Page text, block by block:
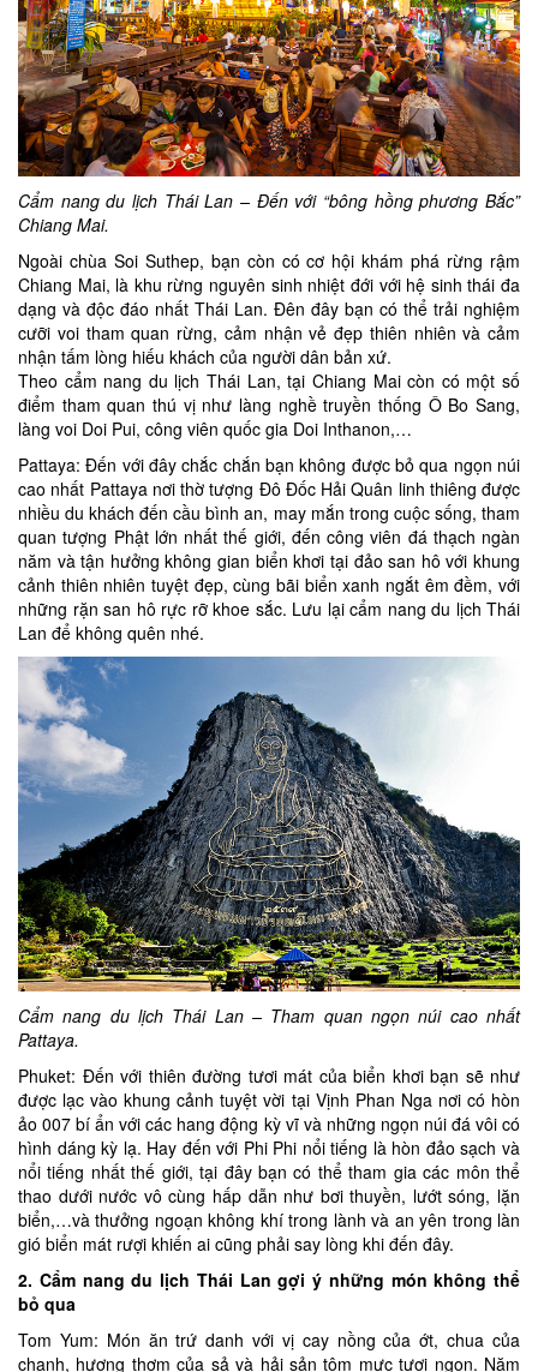
Cẩm nang du lịch Thái Lan – Đến với “bông hồng phương Bắc”
Chiang Mai.
Ngoài chùa Soi Suthep, bạn còn có cơ hội khám phá rừng rậm
Chiang Mai, là khu rừng nguyên sinh nhiệt đới với hệ sinh thái đa
dạng và độc đáo nhất Thái Lan. Đên đây bạn có thể trải nghiệm
cưỡi voi tham quan rừng, cảm nhận vẻ đẹp thiên nhiên và cảm
nhận tấm lòng hiếu khách của người dân bản xứ.
Theo cẩm nang du lịch Thái Lan, tại Chiang Mai còn có một số
điểm tham quan thú vị như làng nghề truyền thống Ô Bo Sang,
làng voi Doi Pui, công viên quốc gia Doi Inthanon,…
Pattaya: Đến với đây chắc chắn bạn không được bỏ qua ngọn núi
cao nhất Pattaya nơi thờ tượng Đô Đốc Hải Quân linh thiêng được
nhiều du khách đến cầu bình an, may mắn trong cuộc sống, tham
quan tượng Phật lớn nhất thế giới, đến công viên đá thạch ngàn
năm và tận hưởng không gian biển khơi tại đảo san hô với khung
cảnh thiên nhiên tuyệt đẹp, cùng bãi biển xanh ngắt êm đềm, với
những rặn san hô rực rỡ khoe sắc. Lưu lại cẩm nang du lịch Thái
Lan để không quên nhé.
Cẩm nang du lịch Thái Lan – Tham quan ngọn núi cao nhất
Pattaya.
Phuket: Đến với thiên đường tươi mát của biển khơi bạn sẽ như
được lạc vào khung cảnh tuyệt vời tại Vịnh Phan Nga nơi có hòn
ảo 007 bí ẩn với các hang động kỳ vĩ và những ngọn núi đá vôi có
hình dáng kỳ lạ. Hay đến với Phi Phi nổi tiếng là hòn đảo sạch và
nổi tiếng nhất thế giới, tại đây bạn có thể tham gia các môn thể
thao dưới nước vô cùng hấp dẫn như bơi thuyền, lướt sóng, lặn
biển,…và thưởng ngoạn không khí trong lành và an yên trong làn
gió biển mát rượi khiến ai cũng phải say lòng khi đến đây.
2. Cẩm nang du lịch Thái Lan gợi ý những món không thể
bỏ qua
Tom Yum: Món ăn trứ danh với vị cay nồng của ớt, chua của
chanh, hương thơm của sả và hải sản tôm mực tươi ngon. Năm